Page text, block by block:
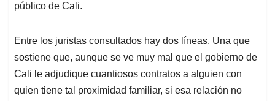
público de Cali.
Entre los juristas consultados hay dos líneas. Una que
sostiene que, aunque se ve muy mal que el gobierno de
Cali le adjudique cuantiosos contratos a alguien con
quien tiene tal proximidad familiar, si esa relación no